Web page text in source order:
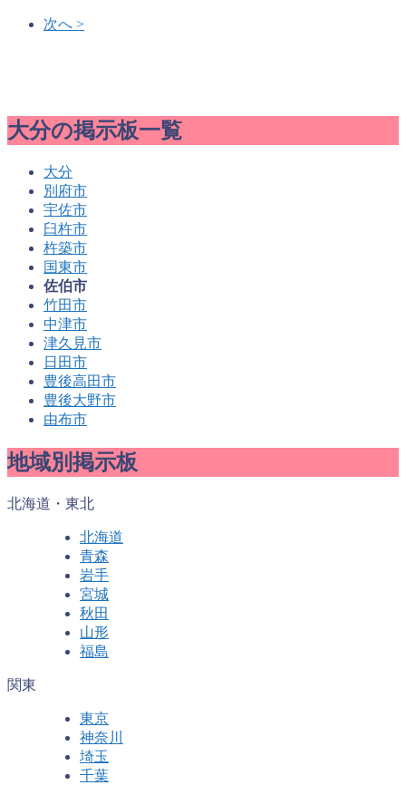
次へ >
大分の掲示板一覧
大分
別府市
宇佐市
臼杵市
杵築市
国東市
佐伯市
竹田市
中津市
津久見市
日田市
豊後高田市
豊後大野市
由布市
地域別掲示板
北海道・東北
北海道
青森
岩手
宮城
秋田
山形
福島
関東
東京
神奈川
埼玉
千葉